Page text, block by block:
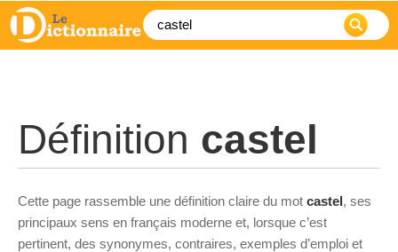
Définition castel
Cette page rassemble une définition claire du mot castel, ses
principaux sens en français moderne et, lorsque c’est
pertinent, des synonymes, contraires, exemples d’emploi et